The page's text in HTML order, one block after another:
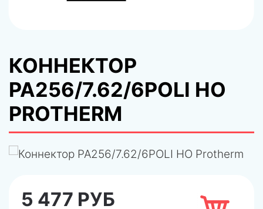
КОННЕКТОР
PA256/7.62/6POLI HO
PROTHERM
5 477 РУБ